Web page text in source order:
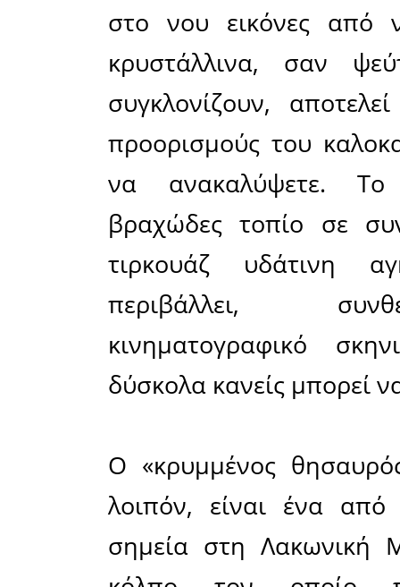
Μοιράσου το άρθρο:
Facebook
19-05-2022
Με
Ο
κοινό